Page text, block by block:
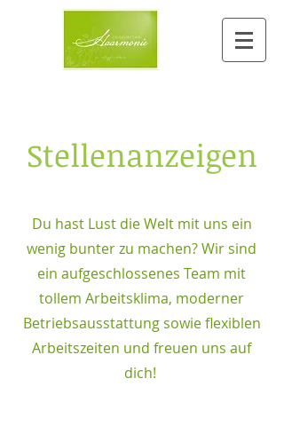
Stellenanzeigen
Du hast Lust die Welt mit uns ein
wenig bunter zu machen? Wir sind
ein aufgeschlossenes Team mit
tollem Arbeitsklima, moderner
Betriebsausstattung sowie flexiblen
Arbeitszeiten und freuen uns auf
dich!